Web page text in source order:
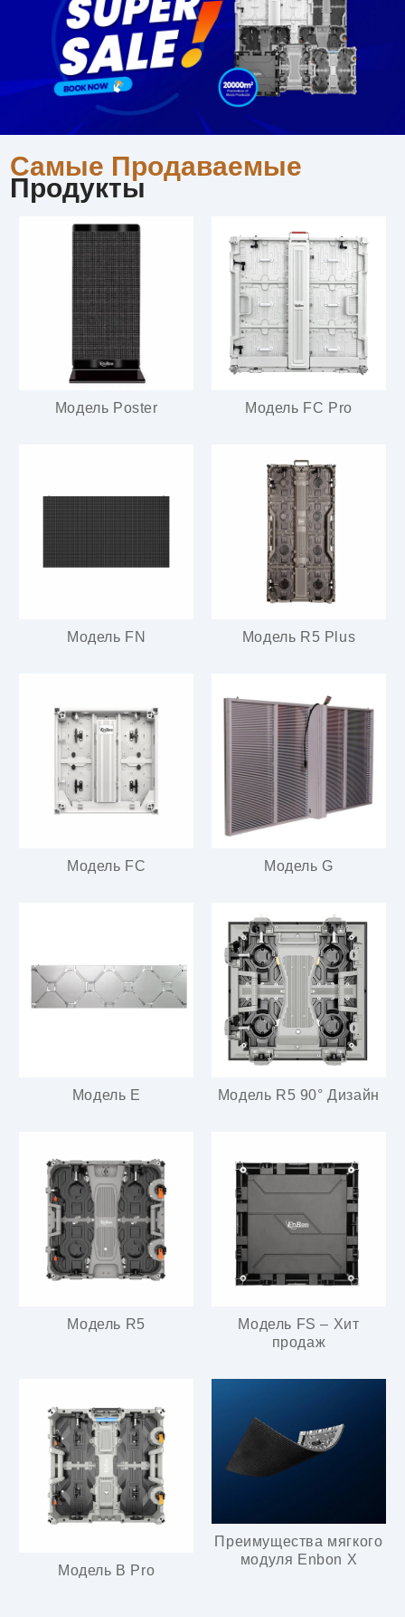
Самые Продаваемые
Продукты
Модель Poster Модель FC Pro
Модель FN Модель R5 Plus
Модель FC Модель G
Модель E Модель R5 90° Дизайн
Модель R5
Модель FS – Хит
продаж
Модель B Pro
Преимущества мягкого
модуля Enbon X